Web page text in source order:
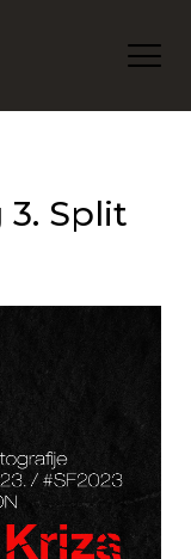
3. Split